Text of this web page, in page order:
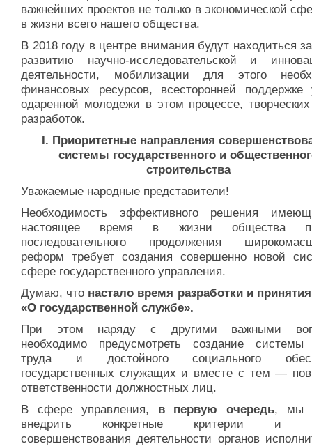
важнейших проектов не только в экономической
в жизни всего нашего общества.
В 2018 году в центре внимания будут находиться
развитию научно-исследовательской и
деятельности, мобилизации для этого
финансовых ресурсов, всесторонней поддержке
одаренной молодежи в этом процессе,
разработок.
I. Приоритетные направления
системы государственного и
строительства
Уважаемые народные представители!
Необходимость эффективного решения
настоящее время в жизни общества
последовательного продолжения
реформ требует создания совершенно новой
сфере государственного управления.
Думаю, что настало время разработки и
«О государственной службе».
При этом наряду с другими важными
необходимо предусмотреть создание системы
труда и достойного социального
государственных служащих и вместе с тем —
ответственности должностных лиц.
В сфере управления, в первую очередь, мы
внедрить конкретные критерии и
совершенствования деятельности органов